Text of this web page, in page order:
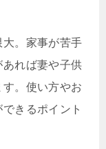
。家事が苦手
れば妻や子供
。使い方やお
きるポイント